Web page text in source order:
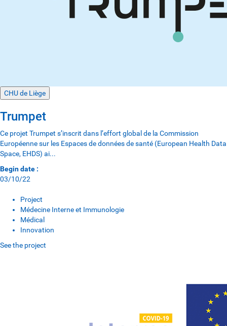
CHU de Liège
Trumpet
Ce projet Trumpet s’inscrit dans l’effort global de la Commission
Européenne sur les Espaces de données de santé (European Health Data
Space, EHDS) ai...
Begin date :
03/10/22
Project
Médecine Interne et Immunologie
Médical
Innovation
See the project